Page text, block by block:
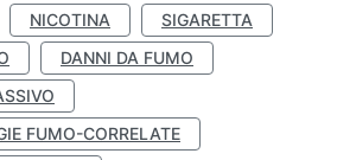
NICOTINA
SIGARETTA
DANNI DA FUMO
FUMO-CORRELATE